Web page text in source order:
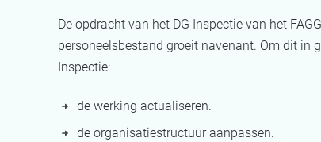
De opdracht van het DG Inspectie van het
personeelsbestand groeit navenant. Om dit in
Inspectie:
de werking actualiseren.
de organisatiestructuur aanpassen.